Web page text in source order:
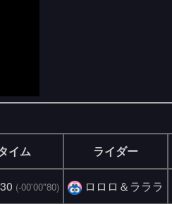
イム ライダー
(-00'00"80) ロロロ＆ラララ